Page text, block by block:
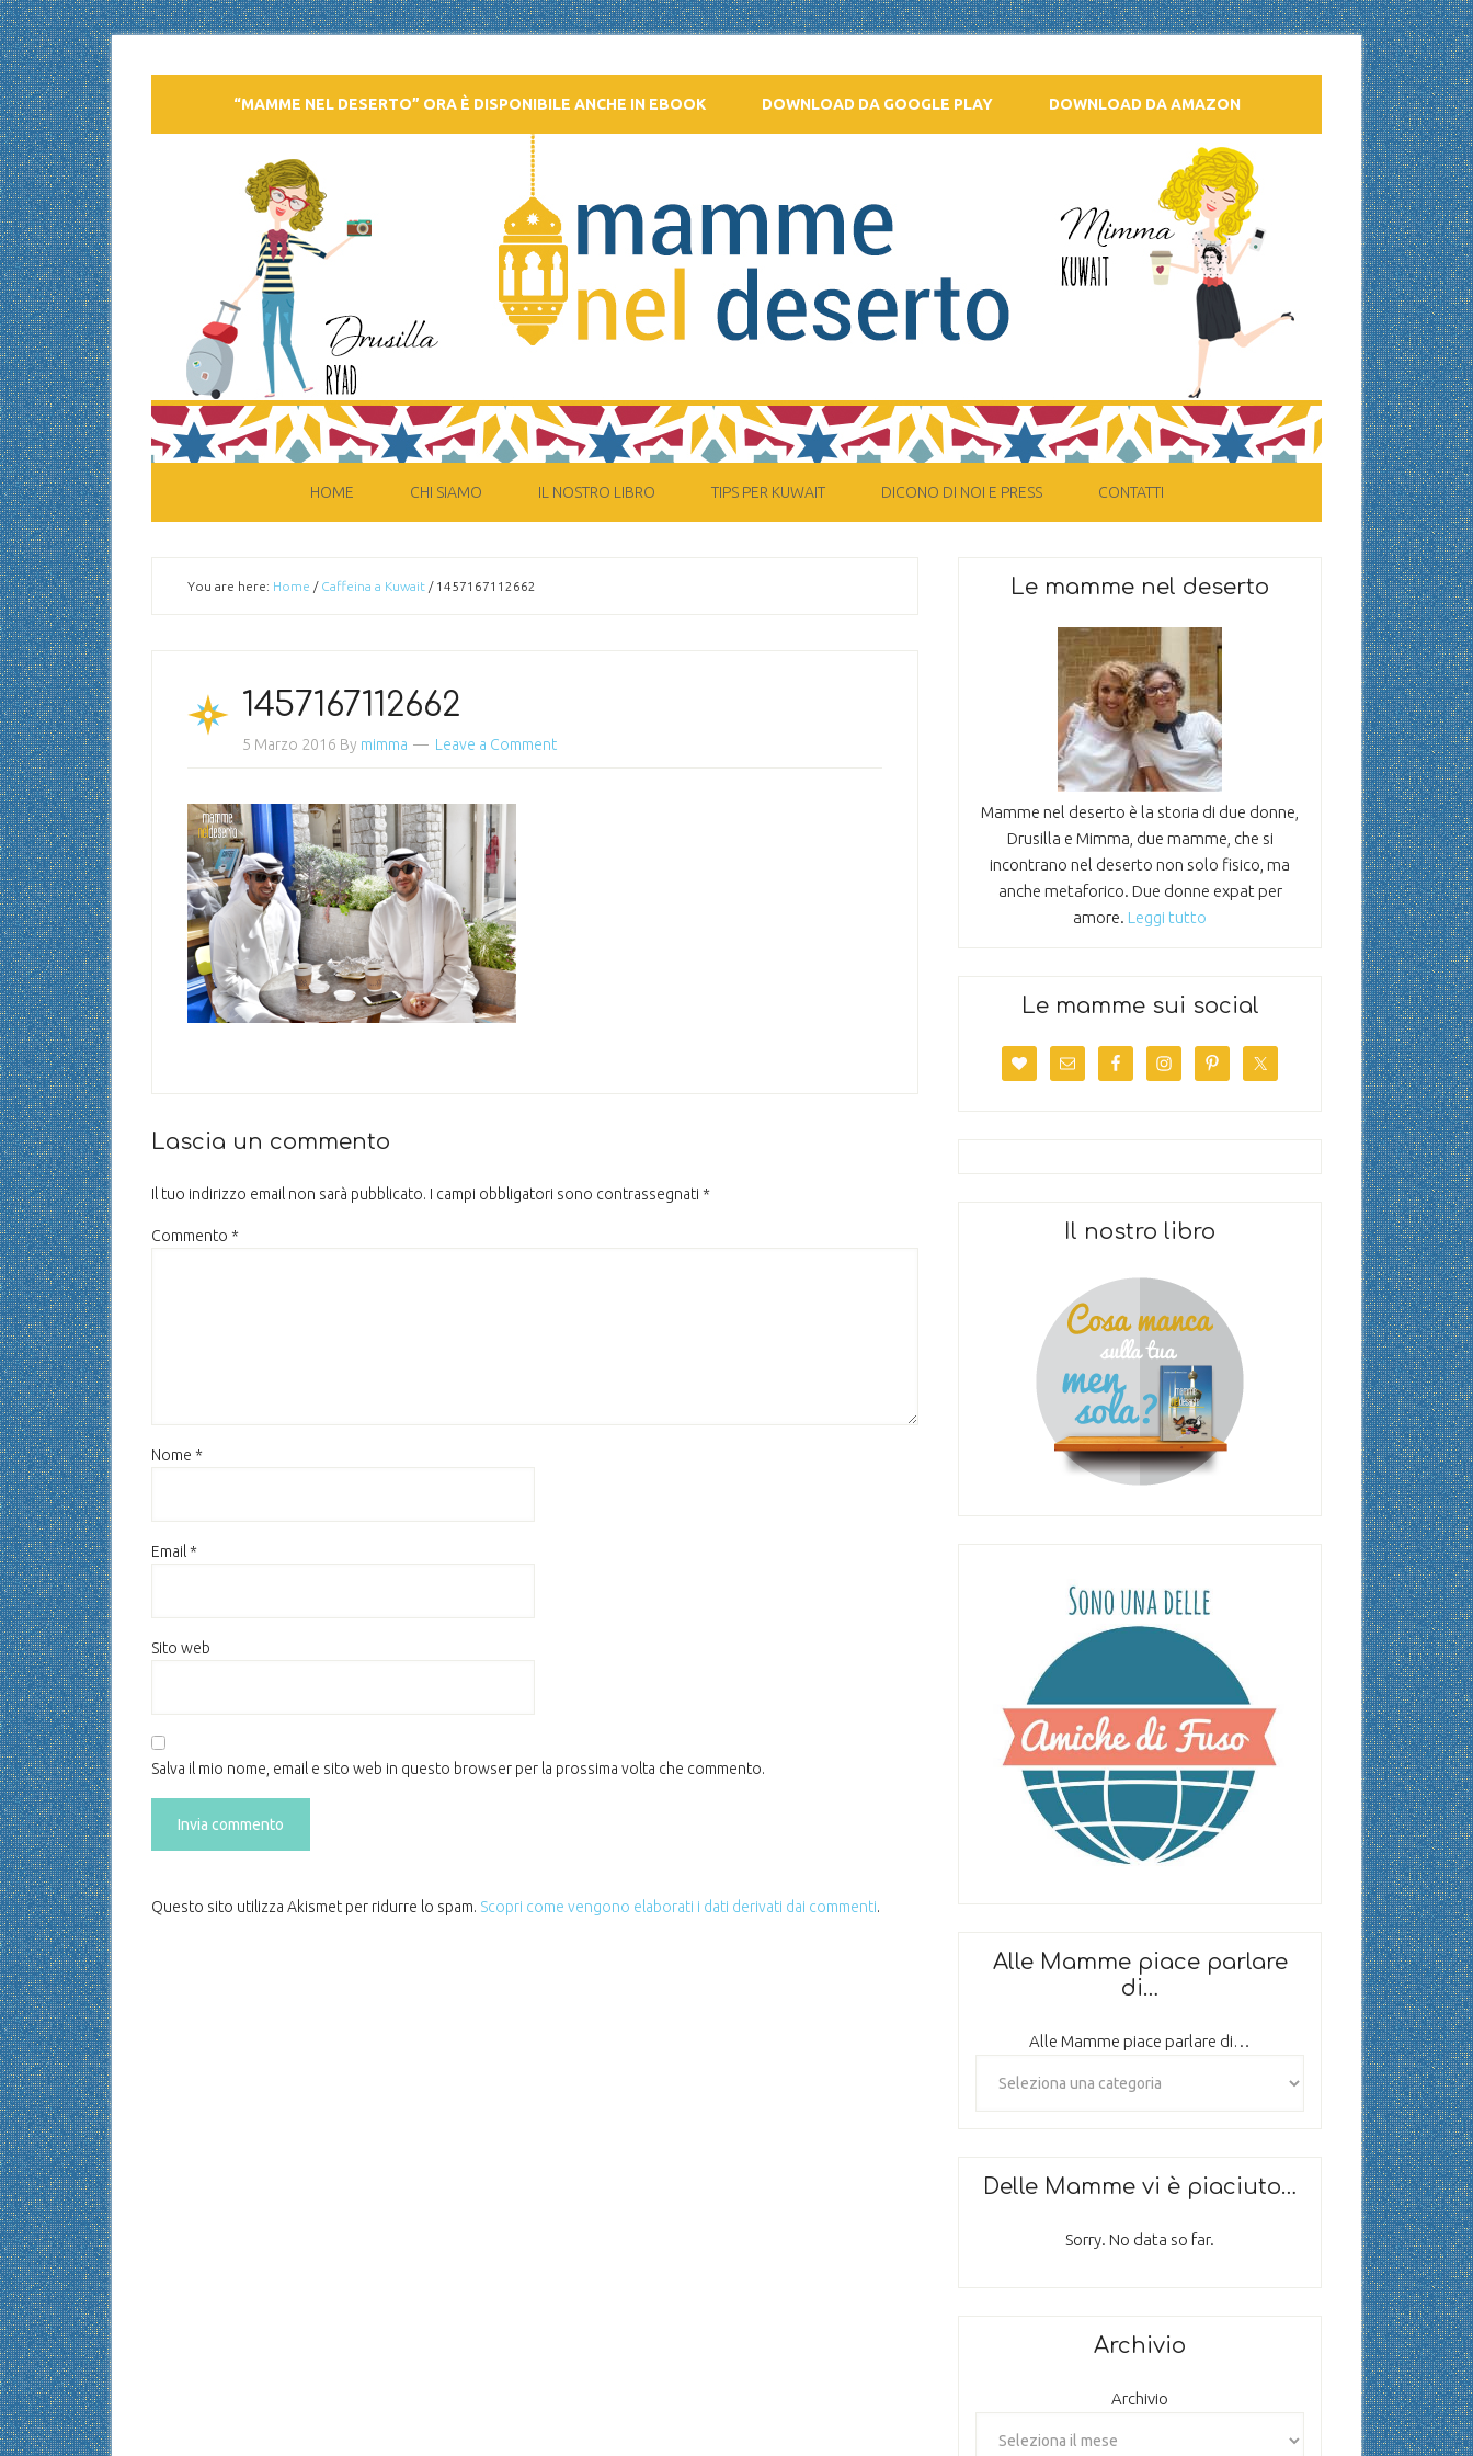
“MAMME NEL DESERTO” ORA È DISPONIBILE ANCHE IN EBOOK DOWNLOAD DA GOOGLE PLAY DOWNLOAD DA AMAZON
HOME CHI SIAMO IL NOSTRO LIBRO TIPS PER KUWAIT DICONO DI NOI E PRESS CONTATTI
You are here: Home / Caffeina a Kuwait /1457167112662
1457167112662
5 Marzo 2016 By mimma Leave a Comment
Lascia un commento
Il tuo indirizzo email non sarà pubblicato. I campi obbligatori sono contrassegnati *
Commento *
Nome *
Email *
Sito web
Salva il mio nome, email e sito web in questo browser per la prossima volta che commento.
Questo sito utilizza Akismet per ridurre lo spam. Scopri come vengono elaborati i dati derivati dai commenti.
Le mamme nel deserto
Mamme nel deserto è la storia di due donne,
Drusilla e Mimma, due mamme, che si
incontrano nel deserto non solo fisico, ma
anche metaforico. Due donne expat per
amore. Leggi tutto
Le mamme sui social
Il nostro libro
Alle Mamme piace parlare
di…
Alle Mamme piace parlare di…
Delle Mamme vi è piaciuto…
Sorry. No data so far.
Archivio
Archivio